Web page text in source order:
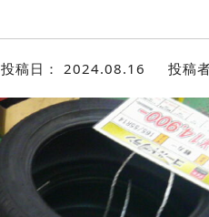
投稿日： 2024.08.16 投稿